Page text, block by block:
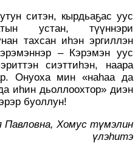
ситэн, кырдьаҕас уус
устан, түүннэри
тахсан иһэн эргиллэн
– Кэрэмэн уус
сиэттиһэн, наара
Онуоха мин «наһаа да
иһин дьоллоохтор» диэн
буоллун!
Павловна, Хомус түмэлин
үлэһитэ